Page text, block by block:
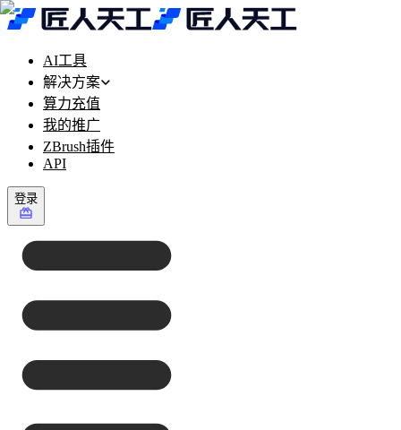
AI工具
解决方案
算力充值
我的推广
ZBrush插件
API
登录